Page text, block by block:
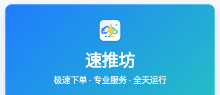
速推坊
极速下单 · 专业服务 · 全天运行